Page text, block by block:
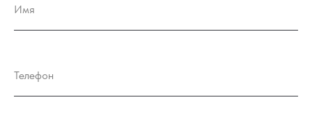
Имя
Телефон
Коммерция
ЖК «ИМПЕРАТОР»
Квартиры